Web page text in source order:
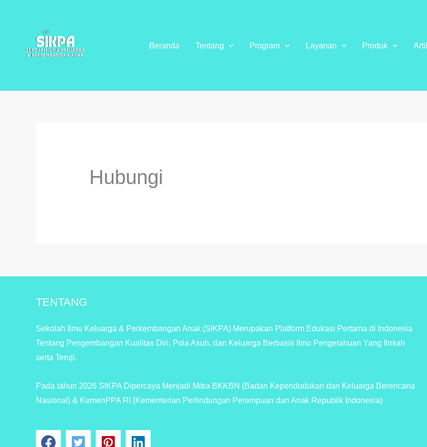
Beranda
Tentang Program Layanan Produk
Hubungi
TENTANG
Sekolah Ilmu Keluarga & Perkembangan Anak (SIKPA) Merupakan Platform Edukasi Pertama di Indonesia
Tentang Pengembangan Kualitas Diri, Pola Asuh, dan Keluarga Berbasis Ilmu Pengetahuan Yang Ilmiah
serta Teruji.
Pada tahun 2026 SIKPA Dipercaya Menjadi Mitra BKKBN (Badan Kependudukan dan Keluarga Berencana
Nasional) & KemenPPA RI (Kementerian Perlindungan Perempuan dan Anak Republik Indonesia)